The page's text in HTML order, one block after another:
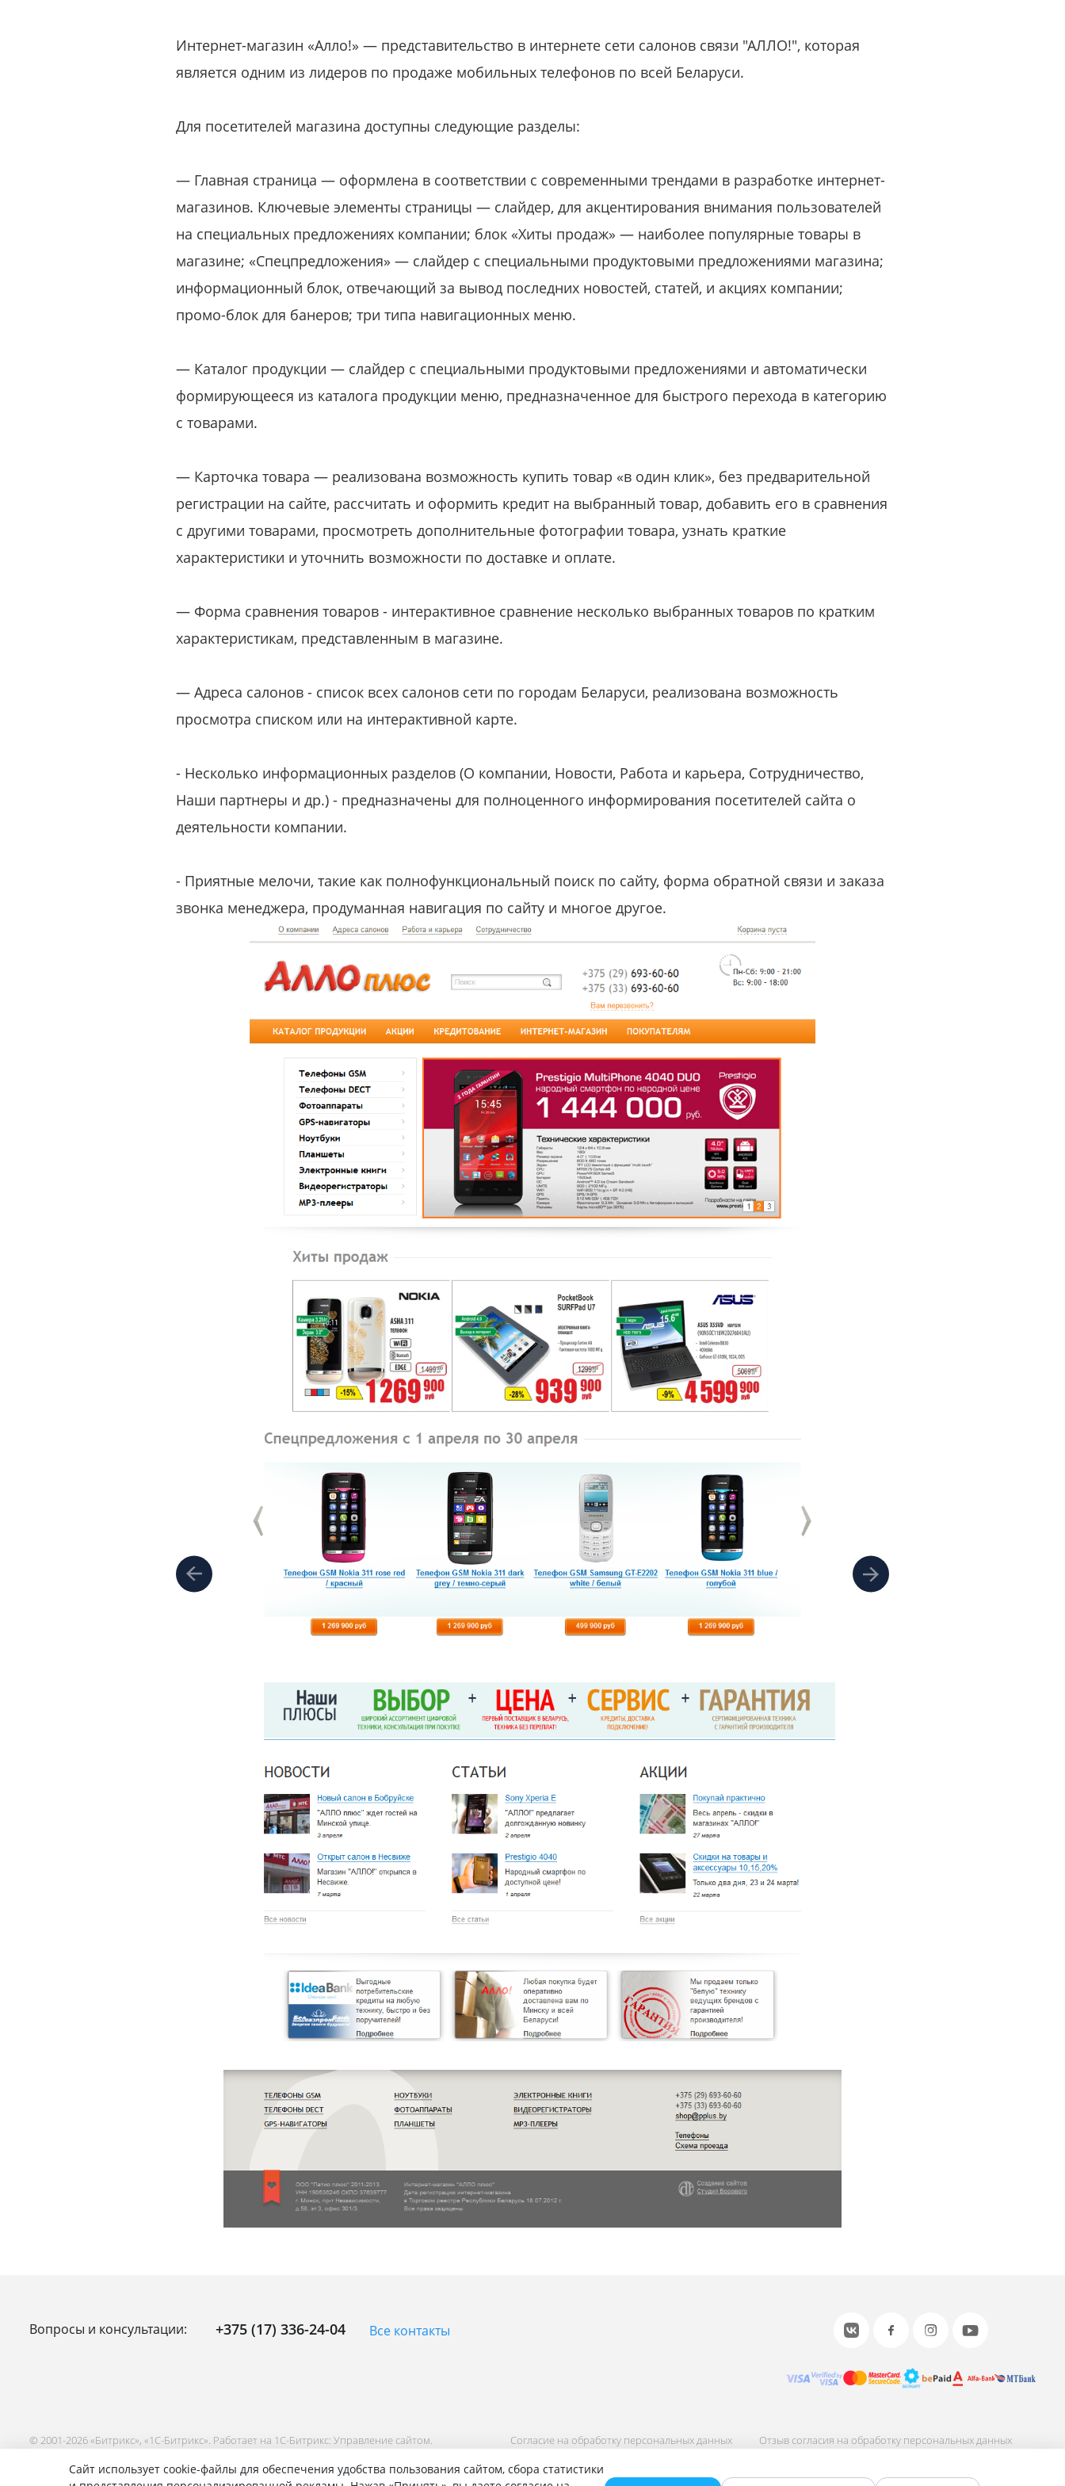
Сайт использует cookie-файлы для обеспечения удобства пользования сайтом, сбора статистики
Интернет-магазин «Алло!» — представительство в интернете сети салонов связи "АЛЛО!", которая
является одним из лидеров по продаже мобильных телефонов по всей Беларуси.
Для посетителей магазина доступны следующие разделы:
— Главная страница — оформлена в соответствии с современными трендами в разработке интернет-
магазинов. Ключевые элементы страницы — слайдер, для акцентирования внимания пользователей
на специальных предложениях компании; блок «Хиты продаж» — наиболее популярные товары в
магазине; «Спецпредложения» — слайдер с специальными продуктовыми предложениями магазина;
информационный блок, отвечающий за вывод последних новостей, статей, и акциях компании;
промо-блок для банеров; три типа навигационных меню.
— Каталог продукции — слайдер с специальными продуктовыми предложениями и автоматически
формирующееся из каталога продукции меню, предназначенное для быстрого перехода в категорию
с товарами.
— Карточка товара — реализована возможность купить товар «в один клик», без предварительной
регистрации на сайте, рассчитать и оформить кредит на выбранный товар, добавить его в сравнения
с другими товарами, просмотреть дополнительные фотографии товара, узнать краткие
характеристики и уточнить возможности по доставке и оплате.
— Форма сравнения товаров - интерактивное сравнение несколько выбранных товаров по кратким
характеристикам, представленным в магазине.
— Адреса салонов - список всех салонов сети по городам Беларуси, реализована возможность
просмотра списком или на интерактивной карте.
- Несколько информационных разделов (О компании, Новости, Работа и карьера, Сотрудничество,
Наши партнеры и др.) - предназначены для полноценного информирования посетителей сайта о
деятельности компании.
- Приятные мелочи, такие как полнофункциональный поиск по сайту, форма обратной связи и заказа
звонка менеджера, продуманная навигация по сайту и многое другое.
Вопросы и консультации: +375 (17) 336-24-04 Все контакты
© 2001-2026 «Битрикс», «1С-Битрикс». Работает на 1С-Битрикс: Управление сайтом. Согласие на обработку персональных данных
Отзыв согласия на обработку персональных данных